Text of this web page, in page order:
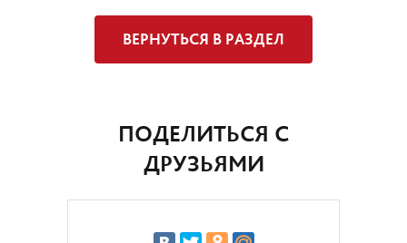
ВЕРНУТЬСЯ В РАЗДЕЛ
ПОДЕЛИТЬСЯ С
ДРУЗЬЯМИ